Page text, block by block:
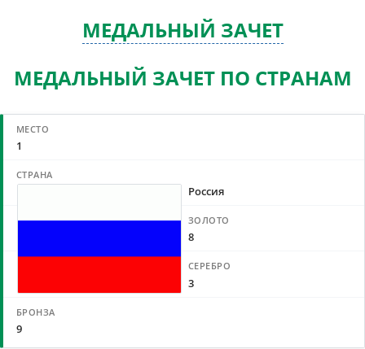
МЕДАЛЬНЫЙ ЗАЧЕТ
МЕДАЛЬНЫЙ ЗАЧЕТ ПО СТРАНАМ
1
Россия
8
3
9